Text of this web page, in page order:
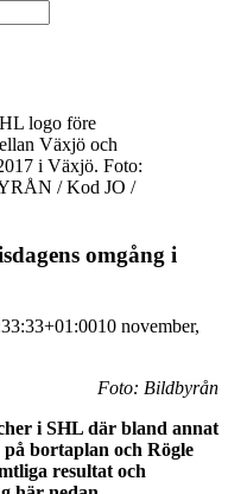
logo före
Växjö och
i Växjö. Foto:
/ Kod JO /
omgång i
10 november,
Foto: Bildbyrån
i SHL där bland annat
bortaplan och Rögle
resultat och